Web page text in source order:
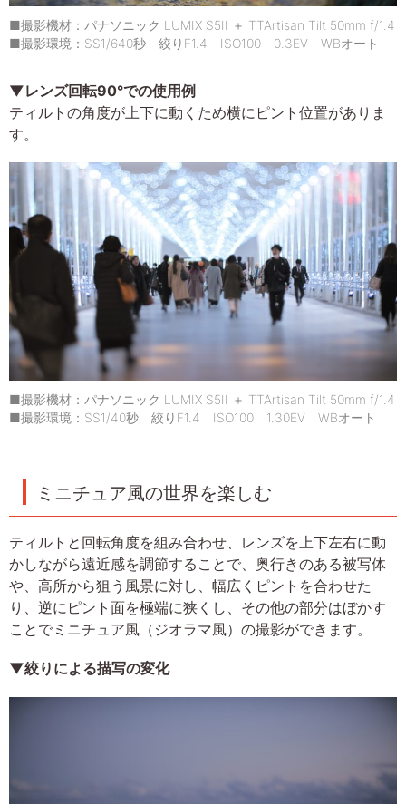
■撮影機材：パナソニック LUMIX S5II ＋ TTArtisan Tilt 50mm f/1.4
■撮影環境：SS1/640秒 絞りF1.4 ISO100 0.3EV WBオート
▼レンズ回転90°での使用例
ティルトの角度が上下に動くため横にピント位置がありま
す。
■撮影機材：パナソニック LUMIX S5II ＋ TTArtisan Tilt 50mm f/1.4
■撮影環境：SS1/40秒 絞りF1.4 ISO100 1.30EV WBオート
ミニチュア風の世界を楽しむ
ティルトと回転角度を組み合わせ、レンズを上下左右に動
かしながら遠近感を調節することで、奥行きのある被写体
や、高所から狙う風景に対し、幅広くピントを合わせた
り、逆にピント面を極端に狭くし、その他の部分はぼかす
ことでミニチュア風（ジオラマ風）の撮影ができます。
▼絞りによる描写の変化